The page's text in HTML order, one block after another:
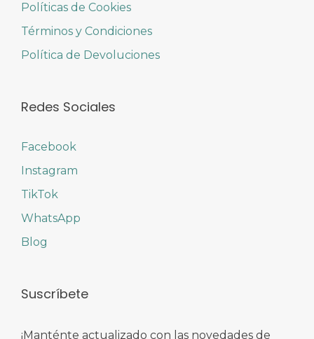
Políticas de Cookies
Términos y Condiciones
Política de Devoluciones
Redes Sociales
Facebook
Instagram
TikTok
WhatsApp
Blog
Suscríbete
¡Manténte actualizado con las novedades de